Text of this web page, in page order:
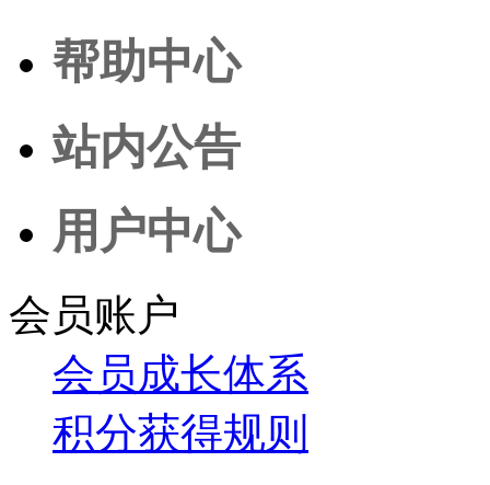
帮助中心
站内公告
用户中心
会员账户
会员成长体系
积分获得规则